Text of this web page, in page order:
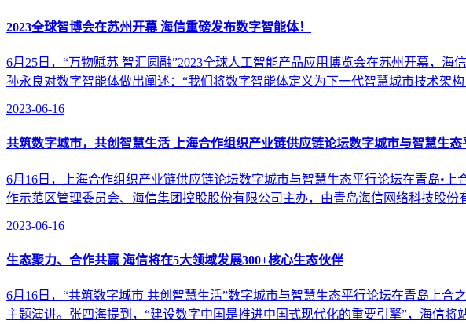
2023全球智博会在苏州开幕 海信重磅发布数字智能体！
6月25日，“万物赋苏 智汇圆融”2023全球人工智能产品应用博览会在苏州开幕，
孙永良对数字智能体做出阐述：“我们将数字智能体定义为下一代智慧城市技术架
2023-06-16
共筑数字城市，共创智慧生活 上海合作组织产业链供应链论坛数字城市与智慧生态
6月16日，上海合作组织产业链供应链论坛数字城市与智慧生态平行论坛在青岛•
作示范区管理委员会、海信集团控股股份有限公司主办，由青岛海信网络科技股份
2023-06-16
生态聚力、合作共赢 海信将在5大领域发展300+核心生态伙伴
6月16日，“共筑数字城市 共创智慧生活”数字城市与智慧生态平行论坛在青岛上
主题演讲。张四海提到，“建设数字中国是推进中国式现代化的重要引擎”，海信将